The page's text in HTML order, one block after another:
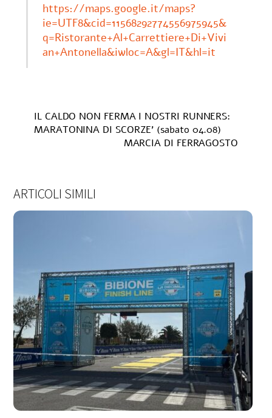
https://maps.google.it/maps?
ie=UTF8&cid=11568292774556975945&
q=Ristorante+Al+Carrettiere+Di+Vivi
an+Antonella&iwloc=A&gl=IT&hl=it
IL CALDO NON FERMA I NOSTRI RUNNERS:
MARATONINA DI SCORZE’ (sabato 04.08)
MARCIA DI FERRAGOSTO
ARTICOLI SIMILI